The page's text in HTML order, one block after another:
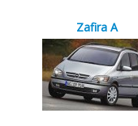
Zafira A